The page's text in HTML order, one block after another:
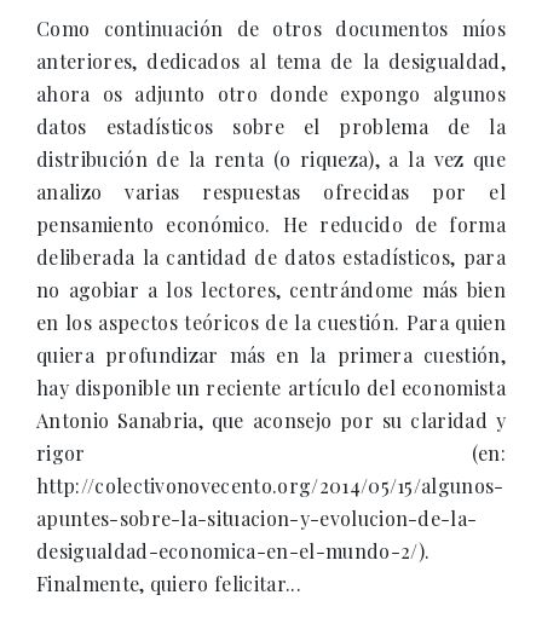
Como continuación de otros documentos míos
anteriores, dedicados al tema de la desigualdad,
ahora os adjunto otro donde expongo algunos
datos estadísticos sobre el problema de la
distribución de la renta (o riqueza), a la vez que
analizo varias respuestas ofrecidas por el
pensamiento económico. He reducido de forma
deliberada la cantidad de datos estadísticos, para
no agobiar a los lectores, centrándome más bien
en los aspectos teóricos de la cuestión. Para quien
quiera profundizar más en la primera cuestión,
hay disponible un reciente artículo del economista
Antonio Sanabria, que aconsejo por su claridad y
rigor (en:
http://colectivonovecento.org/2014/05/15/algunos-
apuntes-sobre-la-situacion-y-evolucion-de-la-
desigualdad-economica-en-el-mundo-2/).
Finalmente, quiero felicitar...